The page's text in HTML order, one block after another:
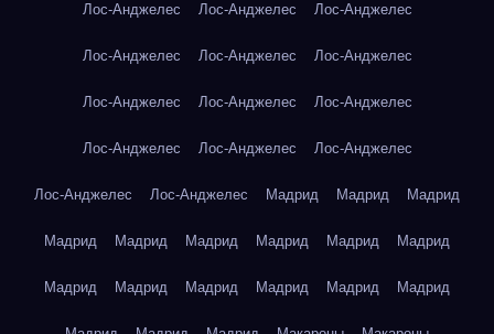
Лос-Анджелес Лос-Анджелес Лос-Анджелес
Лос-Анджелес Лос-Анджелес Лос-Анджелес
Лос-Анджелес Лос-Анджелес Лос-Анджелес
Лос-Анджелес Лос-Анджелес Лос-Анджелес
Лос-Анджелес Лос-Анджелес Мадрид Мадрид Мадрид
Мадрид Мадрид Мадрид Мадрид Мадрид Мадрид
Мадрид Мадрид Мадрид Мадрид Мадрид Мадрид